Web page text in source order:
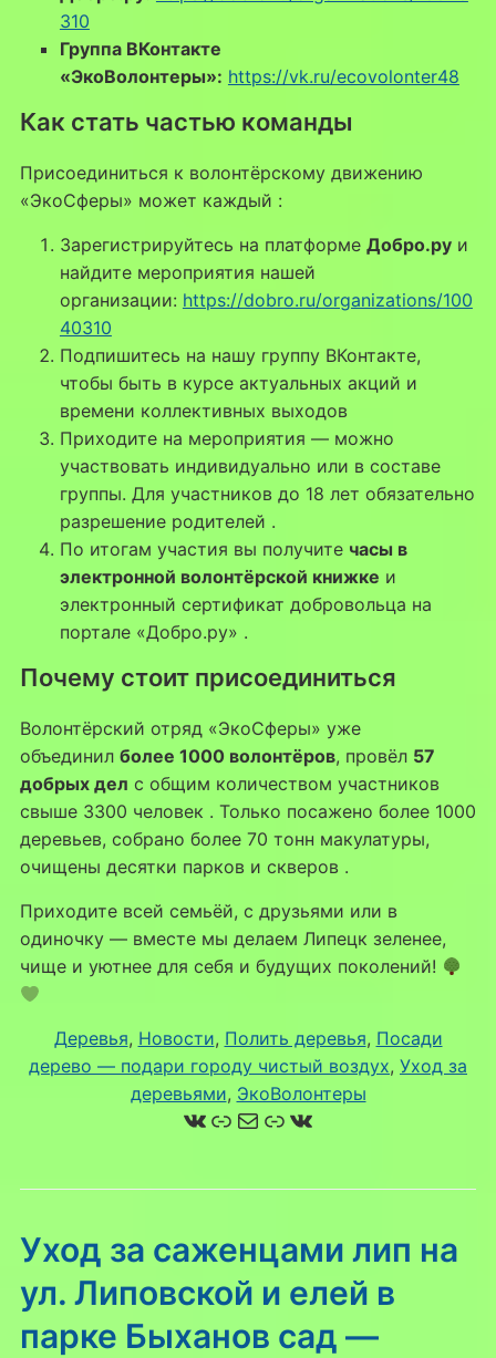
310
Группа ВКонтакте
«ЭкоВолонтеры»: https://vk.ru/ecovolonter48
Как стать частью команды
Присоединиться к волонтёрскому движению
«ЭкоСферы» может каждый :
Зарегистрируйтесь на платформе Добро.руи
найдите мероприятия нашей
организации: https://dobro.ru/organizations/100
40310
Подпишитесь на нашу группу ВКонтакте,
чтобы быть в курсе актуальных акций и
времени коллективных выходов
Приходите на мероприятия — можно
участвовать индивидуально или в составе
группы. Для участников до 18 лет обязательно
разрешение родителей .
По итогам участия вы получите часы в
электронной волонтёрской книжке и
электронный сертификат добровольца на
портале «Добро.ру» .
Почему стоит присоединиться
Волонтёрский отряд «ЭкоСферы» уже
объединил более 1000 волонтёров, провёл 57
добрых дел с общим количеством участников
свыше 3300 человек . Только посажено более 1000
деревьев, собрано более 70 тонн макулатуры,
очищены десятки парков и скверов .
Приходите всей семьёй, с друзьями или в
одиночку — вместе мы делаем Липецк зеленее,
чище и уютнее для себя и будущих поколений!
Деревья, Новости, Полить деревья, Посади
дерево — подари городу чистый воздух, Уход за
деревьями, ЭкоВолонтеры
ВКонтакте
Ссылка
Почта
Ссылка
ВКонтакте
Уход за саженцами лип на
ул. Липовской и елей в
парке Быханов сад —